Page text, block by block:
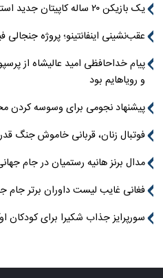
یک بازیکن ۲۰ ساله کاپیتان جدید استقلال
عقب‌نشینی اینفانتینو؛ پروژه
پیام خداحافظی امید عالیشاه از
و رویاهایم بود
پیشنهاد نجومی برای وسوسه کردن
فوتبال زنان، قربانی خاموش جنگ
مدال برنز هانیه رستمیان در جام
فغانی غایب لیست داوران برتر جام
سورپرایز جذاب شکیرا برای کودکان